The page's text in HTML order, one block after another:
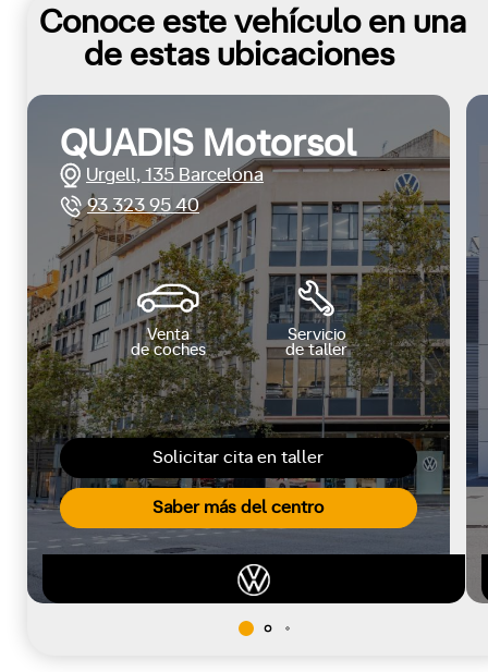
Conoce este vehículo en una
de estas ubicaciones
Solicitar cita en taller
Saber más del centro
QUADIS Motorsol
Urgell, 135 Barcelona
93 323 95 40
Venta
de coches
Servicio
de taller